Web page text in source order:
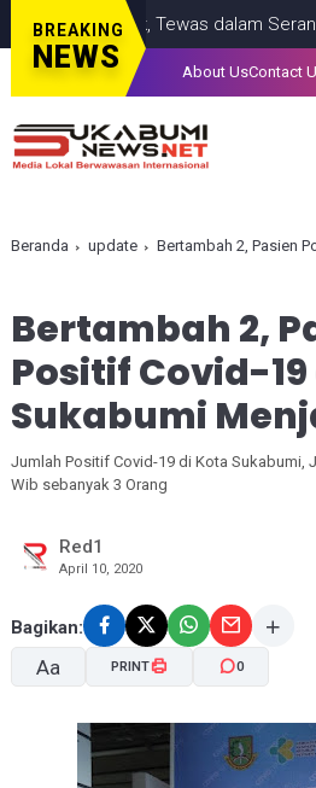
BREAKING
NEWS
Anak, Tewas dalam Serangan
About UsContact
Beranda update Bertambah 2, Pasien Positif
Bertambah 2,
Positif Covid-
Sukabumi
Jumlah Positif Covid-19 di Kota Sukabumi,
Wib sebanyak 3 Orang
Red1
April 10, 2020
Bagikan:
Aa
A- A+
PRINT 0